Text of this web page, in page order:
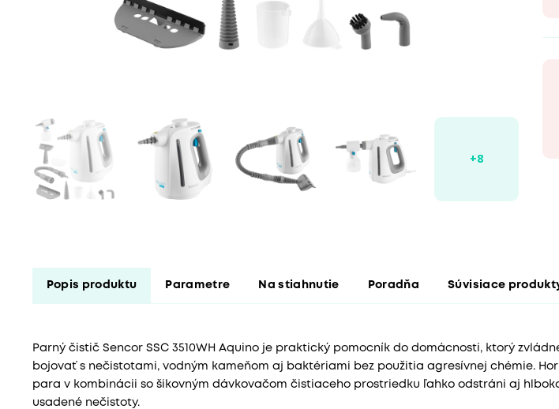
Popis produktu Parametre Na stiahnutie Poradňa Súvisiace
Parný čistič Sencor SSC 3510WH Aquino je praktický pomocník do domácnosti, ktorý
bojovať s nečistotami, vodným kameňom aj baktériami bez použitia agresívnej chémie.
para v kombinácii so šikovným dávkovačom čistiaceho prostriedku ľahko odstráni aj
usadené nečistoty.